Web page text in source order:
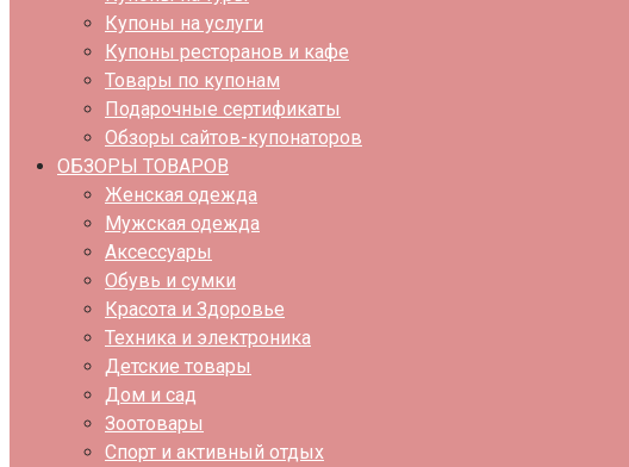
Купоны на услуги
Купоны ресторанов и кафе
Товары по купонам
Подарочные сертификаты
Обзоры сайтов-купонаторов
ОБЗОРЫ ТОВАРОВ
Женская одежда
Мужская одежда
Аксессуары
Обувь и сумки
Красота и Здоровье
Техника и электроника
Детские товары
Дом и сад
Зоотовары
Спорт и активный отдых